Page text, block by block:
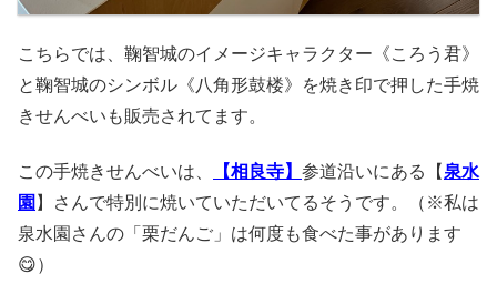
こちらでは、鞠智城のイメージキャラクター《ころう君》
と鞠智城のシンボル《八角形鼓楼》を焼き印で押した手焼
きせんべいも販売されてます。
この手焼きせんべいは、 【相良寺】 参道沿いにある【泉水
園 】さんで特別に焼いていただいてるそうです。（※私は
泉水園さんの「栗だんご」は何度も食べた事があります
😋）